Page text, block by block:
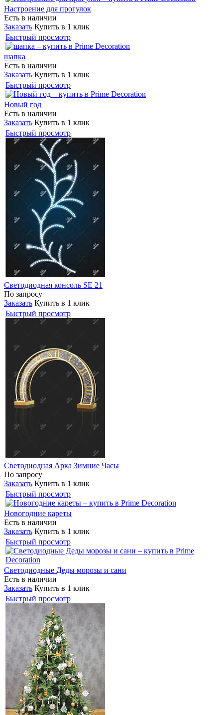
Настроение для прогулок
Есть в наличии
Заказать Купить в 1 клик
Быстрый просмотр
шапка
Есть в наличии
Заказать Купить в 1 клик
Быстрый просмотр
Новый год
Есть в наличии
Заказать Купить в 1 клик
Быстрый просмотр
Светодиодная консоль SE 21
По запросу
Заказать Купить в 1 клик
Быстрый просмотр
Светодиодная Арка Зимние Часы
По запросу
Заказать Купить в 1 клик
Быстрый просмотр
Новогодние кареты
Есть в наличии
Заказать Купить в 1 клик
Быстрый просмотр
Светодиодные Деды морозы и сани
Есть в наличии
Заказать Купить в 1 клик
Быстрый просмотр